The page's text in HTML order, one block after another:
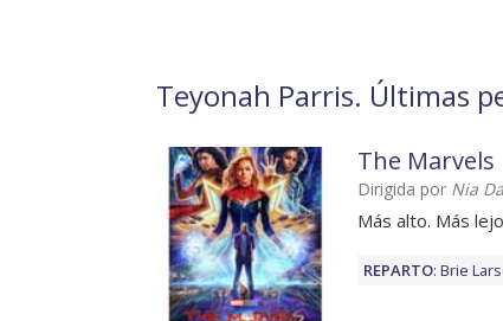
Teyonah Parris. Últimas
The Marvels
Dirigida por Nia
Más alto. Más
REPARTO: Brie